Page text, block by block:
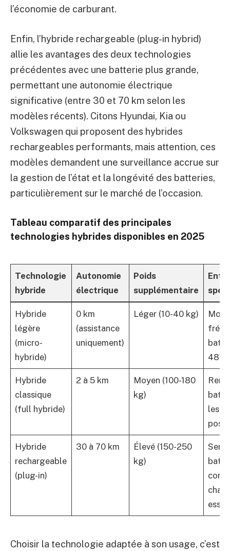
l’économie de carburant.
Enfin, l’hybride rechargeable (plug-in hybrid)
allie les avantages des deux technologies
précédentes avec une batterie plus grande,
permettant une autonomie électrique
significative (entre 30 et 70 km selon les
modèles récents). Citons Hyundai, Kia ou
Volkswagen qui proposent des hybrides
rechargeables performants, mais attention, ces
modèles demandent une surveillance accrue sur
la gestion de l’état et la longévité des batteries,
particulièrement sur le marché de l’occasion.
Tableau comparatif des principales
technologies hybrides disponibles en 2025
Technologie
hybride
Autonomie
électrique
Poids
supplémentaire
Hybride
légère
(micro-
hybride)
0 km
(assistance
uniquement)
Léger (10-40 kg)
48V
Hybride
classique
(full hybride)
2 à 5 km
Moyen (100-180
kg)
les
Hybride
rechargeable
(plug-in)
30 à 70 km
Élevé (150-250
kg)
Choisir la technologie adaptée à son usage, c’est